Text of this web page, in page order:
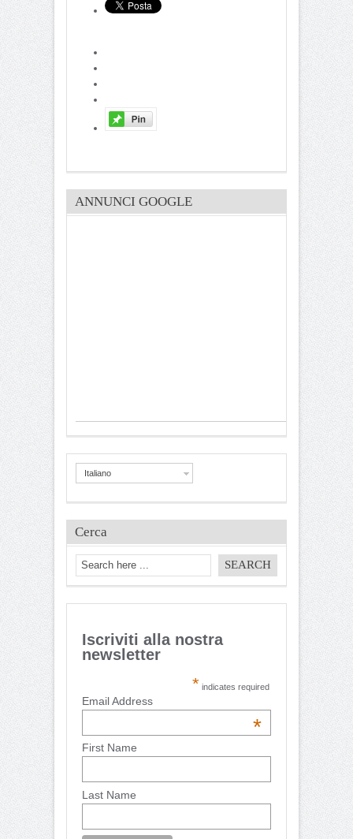
ANNUNCI GOOGLE
Italiano
Cerca
Iscriviti alla nostra
newsletter
* indicates required
Email Address
*
First Name
Last Name